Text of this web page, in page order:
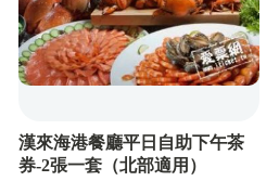
漢來海港餐廳平日自助下午茶
券-2張一套（北部適用）